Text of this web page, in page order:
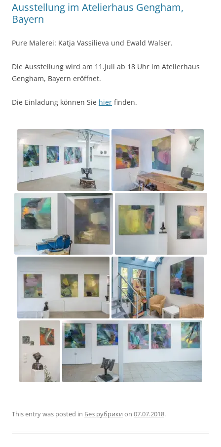
Ausstellung im Atelierhaus Gengham,
Bayern
Pure Malerei: Katja Vassilieva und Ewald Walser.
Die Ausstellung wird am 11.Juli ab 18 Uhr im Atelierhaus
Gengham, Bayern eröffnet.
Die Einladung können Sie hier finden.
This entry was posted in Без рубрики on 07.07.2018.